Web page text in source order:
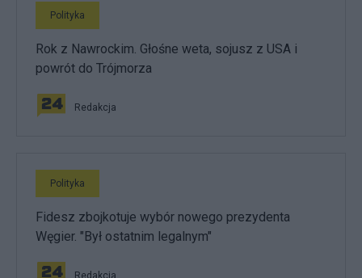
Polityka
Rok z Nawrockim. Głośne weta, sojusz z USA i
powrót do Trójmorza
Redakcja
Polityka
Fidesz zbojkotuje wybór nowego prezydenta
Węgier. "Był ostatnim legalnym"
Redakcja